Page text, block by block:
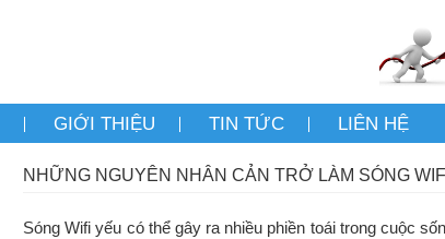
GIỚI THIỆU TIN TỨC LIÊN HỆ
NHỮNG NGUYÊN NHÂN CẢN TRỞ LÀM SÓNG
Sóng Wifi yếu có thể gây ra nhiều phiền toái trong cuộc